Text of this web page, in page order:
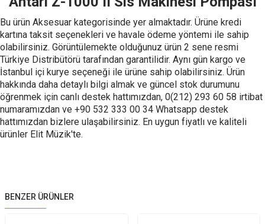
Bu ürün Aksesuar kategorisinde yer almaktadır. Ürüne kredi
kartına taksit seçenekleri ve havale ödeme yöntemi ile sahip
olabilirsiniz. Görüntülemekte olduğunuz ürün 2 sene resmi
Türkiye Distribütörü tarafından garantilidir. Aynı gün kargo ve
İstanbul içi kurye seçeneği ile ürüne sahip olabilirsiniz. Ürün
hakkında daha detaylı bilgi almak ve güncel stok durumunu
öğrenmek için canlı destek hattımızdan, 0(212) 293 60 58 irtibat
numaramızdan ve +90 532 333 00 34 Whatsapp destek
hattımızdan bizlere ulaşabilirsiniz. En uygun fiyatlı ve kaliteli
ürünler Elit Müzik'te.
BENZER ÜRÜNLER